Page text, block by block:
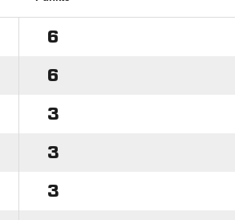
6
6
3
3
3